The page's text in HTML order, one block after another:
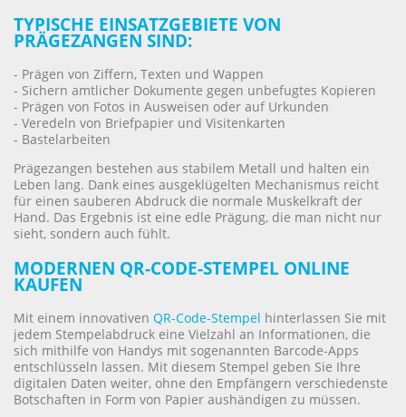
TYPISCHE EINSATZGEBIETE VON
PRÄGEZANGEN SIND:
- Prägen von Ziffern, Texten und Wappen
- Sichern amtlicher Dokumente gegen unbefugtes Kopieren
- Prägen von Fotos in Ausweisen oder auf Urkunden
- Veredeln von Briefpapier und Visitenkarten
- Bastelarbeiten
Prägezangen bestehen aus stabilem Metall und halten ein
Leben lang. Dank eines ausgeklügelten Mechanismus reicht
für einen sauberen Abdruck die normale Muskelkraft der
Hand. Das Ergebnis ist eine edle Prägung, die man nicht nur
sieht, sondern auch fühlt.
MODERNEN QR-CODE-STEMPEL ONLINE
KAUFEN
Mit einem innovativen QR-Code-Stempel hinterlassen Sie mit
jedem Stempelabdruck eine Vielzahl an Informationen, die
sich mithilfe von Handys mit sogenannten Barcode-Apps
entschlüsseln lassen. Mit diesem Stempel geben Sie Ihre
digitalen Daten weiter, ohne den Empfängern verschiedenste
Botschaften in Form von Papier aushändigen zu müssen.